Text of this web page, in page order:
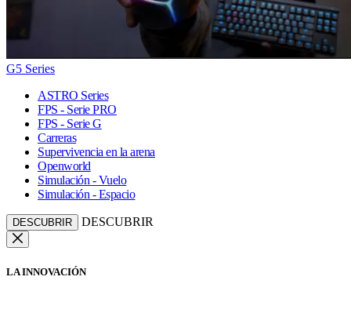
G5 Series
ASTRO Series
FPS - Serie PRO
FPS - Serie G
Carreras
Supervivencia en la arena
Openworld
Simulación - Vuelo
Simulación - Espacio
DESCUBRIR DESCUBRIR
LA INNOVACIÓN